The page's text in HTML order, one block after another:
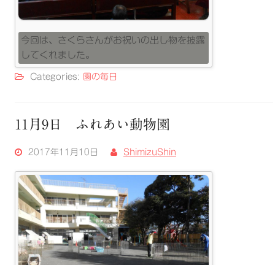
今回は、さくらさんがお祝いの出し物を披露
してくれました。
Categories: 園の毎日
11月9日 ふれあい動物園
2017年11月10日 ShimizuShin